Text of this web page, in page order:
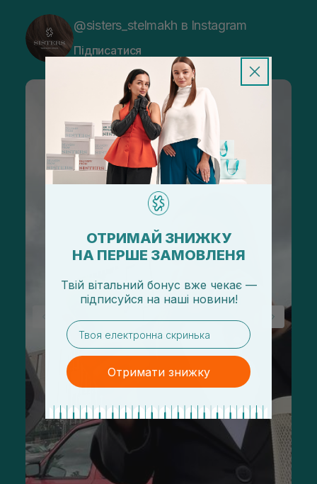
@sisters_stelmakh в Instagram
Підписатися
ОТРИМАЙ ЗНИЖКУ
НА ПЕРШЕ ЗАМОВЛЕНЯ
Твій вітальний бонус вже чекає —
підписуйся на наші новини!
email
Отримати знижку